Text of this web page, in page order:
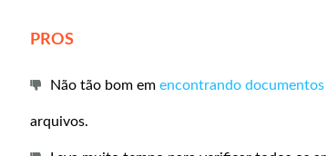
PROS
Não tão bom emencontrando
arquivos.